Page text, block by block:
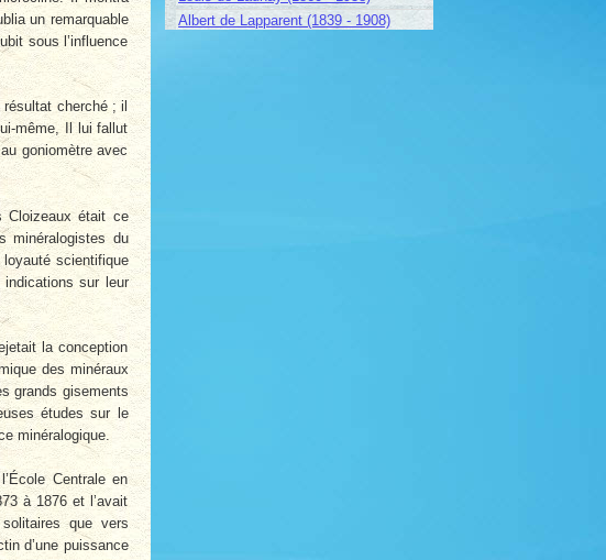
un remarquable
sous l’influence
cherché ; il
même, Il lui fallut
goniomètre avec
Cloizeaux était ce
minéralogistes du
scientifique
sur leur
la conception
des minéraux
grands gisements
études sur le
minéralogique.
Centrale en
à 1876 et l’avait
que vers
d’une puissance
Albert de Lapparent (1839 - 1908)